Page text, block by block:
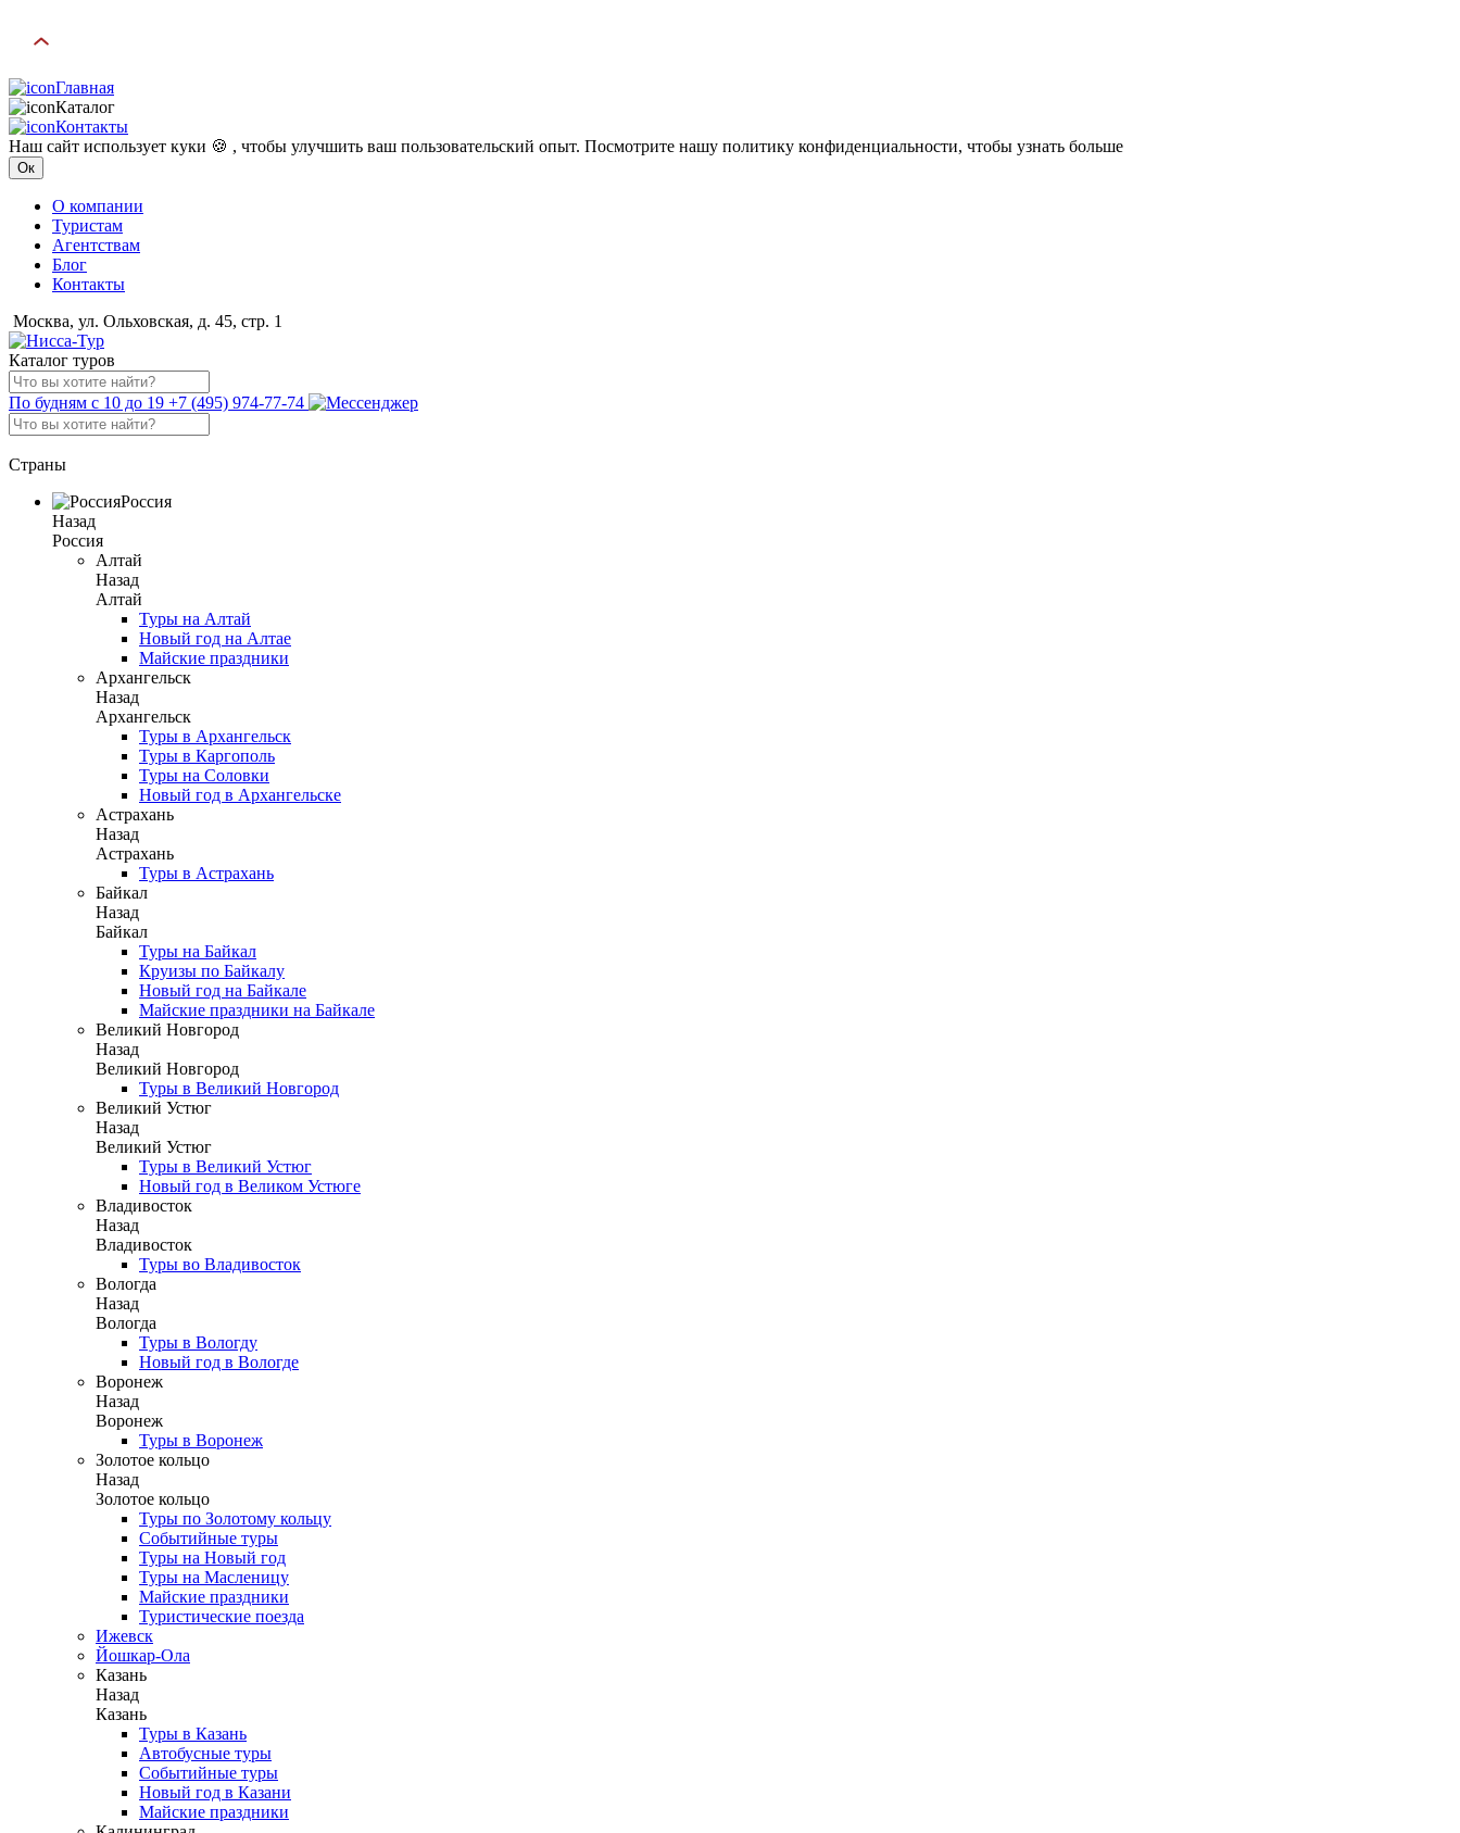
Главная
Каталог
Контакты
Наш сайт использует куки 🍪 , чтобы улучшить ваш пользовательский опыт. Посмотрите нашу политику конфиденциальности, чтобы узнать больше
Ок
О компании
Туристам
Агентствам
Блог
Контакты
Москва, ул. Ольховская, д. 45, стр. 1
Каталог туров
По будням с 10 до 19 +7 (495) 974-77-74
Страны
Россия
Назад
Россия
Алтай
Назад
Алтай
Туры на Алтай
Новый год на Алтае
Майские праздники
Архангельск
Назад
Архангельск
Туры в Архангельск
Туры в Каргополь
Туры на Соловки
Новый год в Архангельске
Астрахань
Назад
Астрахань
Туры в Астрахань
Байкал
Назад
Байкал
Туры на Байкал
Круизы по Байкалу
Новый год на Байкале
Майские праздники на Байкале
Великий Новгород
Назад
Великий Новгород
Туры в Великий Новгород
Великий Устюг
Назад
Великий Устюг
Туры в Великий Устюг
Новый год в Великом Устюге
Владивосток
Назад
Владивосток
Туры во Владивосток
Вологда
Назад
Вологда
Туры в Вологду
Новый год в Вологде
Воронеж
Назад
Воронеж
Туры в Воронеж
Золотое кольцо
Назад
Золотое кольцо
Туры по Золотому кольцу
Событийные туры
Туры на Новый год
Туры на Масленицу
Майские праздники
Туристические поезда
Ижевск
Йошкар-Ола
Казань
Назад
Казань
Туры в Казань
Автобусные туры
Событийные туры
Новый год в Казани
Майские праздники